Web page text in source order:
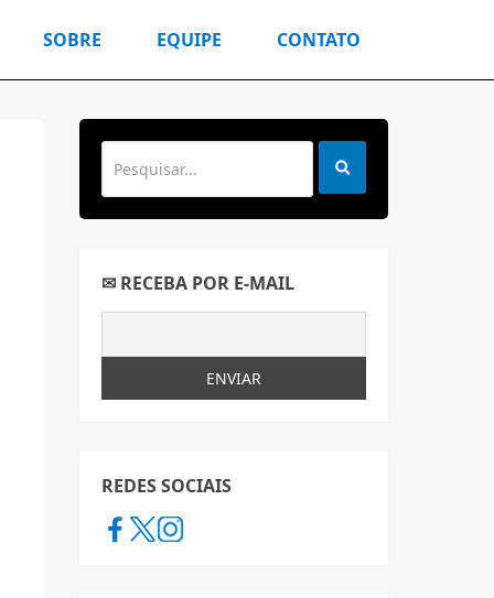
SOBRE EQUIPE CONTATO
✉ RECEBA POR E-MAIL
REDES SOCIAIS